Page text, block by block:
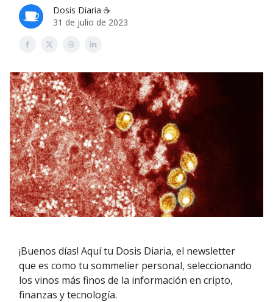
Dosis Diaria ☕️
31 de julio de 2023
¡Buenos días! Aquí tu Dosis Diaria, el newsletter
que es como tu sommelier personal, seleccionando
los vinos más finos de la información en cripto,
finanzas y tecnología.